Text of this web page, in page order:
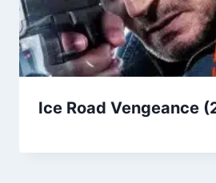
Ice Road Vengeance